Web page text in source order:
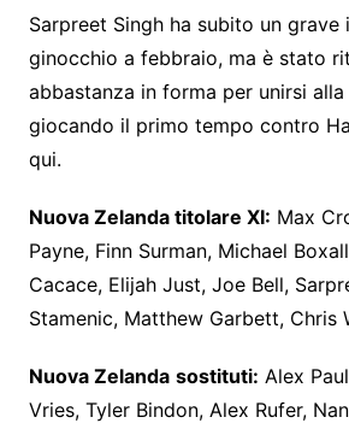
Sarpreet Singh ha subito un
ginocchio a febbraio, ma è stato
abbastanza in forma per unirsi alla
giocando il primo tempo contro
qui.
Nuova Zelanda titolare XI: Max
Payne, Finn Surman, Michael
Cacace, Elijah Just, Joe Bell,
Stamenic, Matthew Garbett, Chris
Nuova Zelanda sostituti: Alex
Vries, Tyler Bindon, Alex Rufer,